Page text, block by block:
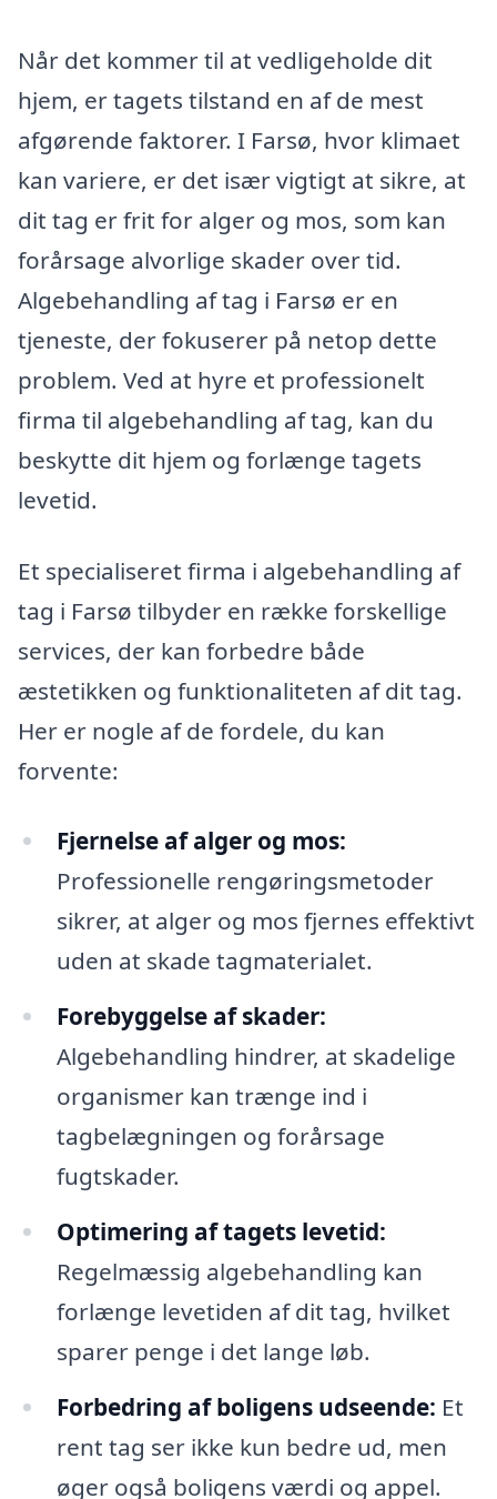
Når det kommer til at vedligeholde dit
hjem, er tagets tilstand en af de mest
afgørende faktorer. I Farsø, hvor klimaet
kan variere, er det især vigtigt at sikre, at
dit tag er frit for alger og mos, som kan
forårsage alvorlige skader over tid.
Algebehandling af tag i Farsø er en
tjeneste, der fokuserer på netop dette
problem. Ved at hyre et professionelt
firma til algebehandling af tag, kan du
beskytte dit hjem og forlænge tagets
levetid.
Et specialiseret firma i algebehandling af
tag i Farsø tilbyder en række forskellige
services, der kan forbedre både
æstetikken og funktionaliteten af dit tag.
Her er nogle af de fordele, du kan
forvente:
Fjernelse af alger og mos:
Professionelle rengøringsmetoder
sikrer, at alger og mos fjernes effektivt
uden at skade tagmaterialet.
Forebyggelse af skader:
Algebehandling hindrer, at skadelige
organismer kan trænge ind i
tagbelægningen og forårsage
fugtskader.
Optimering af tagets levetid:
Regelmæssig algebehandling kan
forlænge levetiden af dit tag, hvilket
sparer penge i det lange løb.
Forbedring af boligens udseende: Et
rent tag ser ikke kun bedre ud, men
øger også boligens værdi og appel.